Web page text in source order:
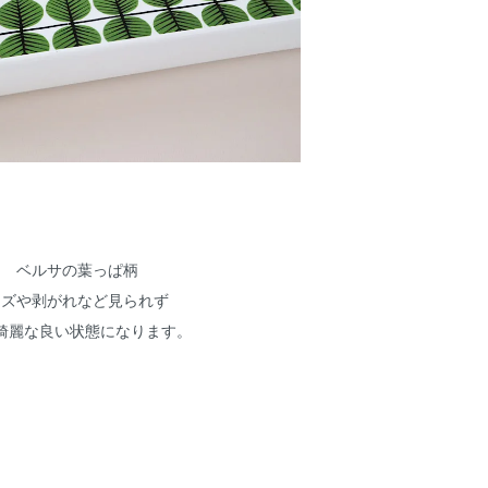
ベルサの葉っぱ柄
や剥がれなど見られず
麗な良い状態になります。